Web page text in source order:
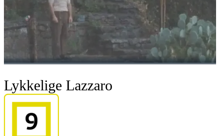
Lykkelige Lazzaro